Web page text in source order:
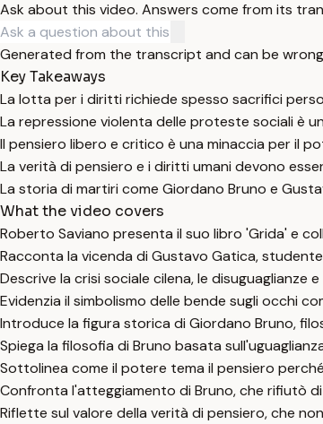
Ask about this video. Answers come from its
Generated from the transcript and can be
Key Takeaways
La lotta per i diritti richiede spesso sacrifici
La repressione violenta delle proteste sociali è
Il pensiero libero e critico è una minaccia per il
La verità di pensiero e i diritti umani devono
La storia di martiri come Giordano Bruno e
What the video covers
Roberto Saviano presenta il suo libro 'Grida' e
Racconta la vicenda di Gustavo Gatica,
Descrive la crisi sociale cilena, le
Evidenzia il simbolismo delle bende sugli occhi
Introduce la figura storica di Giordano Bruno,
Spiega la filosofia di Bruno basata
Sottolinea come il potere tema il pensiero
Confronta l'atteggiamento di Bruno, che rifiutò
Riflette sul valore della verità di pensiero, che